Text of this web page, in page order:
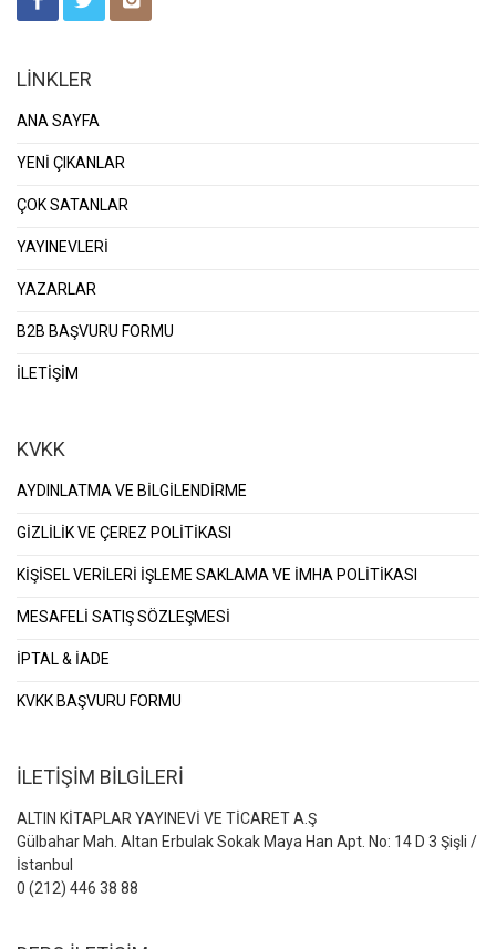
LİNKLER
ANA SAYFA
YENİ ÇIKANLAR
ÇOK SATANLAR
YAYINEVLERİ
YAZARLAR
B2B BAŞVURU FORMU
İLETİŞİM
KVKK
AYDINLATMA VE BİLGİLENDİRME
GİZLİLİK VE ÇEREZ POLİTİKASI
KİŞİSEL VERİLERİ İŞLEME SAKLAMA VE İMHA POLİTİKASI
MESAFELİ SATIŞ SÖZLEŞMESİ
İPTAL & İADE
KVKK BAŞVURU FORMU
İLETİŞİM BİLGİLERİ
ALTIN KİTAPLAR YAYINEVİ VE TİCARET A.Ş
Gülbahar Mah. Altan Erbulak Sokak Maya Han Apt. No: 14 D 3 Şişli /
İstanbul
0 (212) 446 38 88